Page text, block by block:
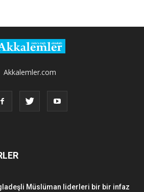
Akkalemler.com
Müslüman liderleri bir bir infaz